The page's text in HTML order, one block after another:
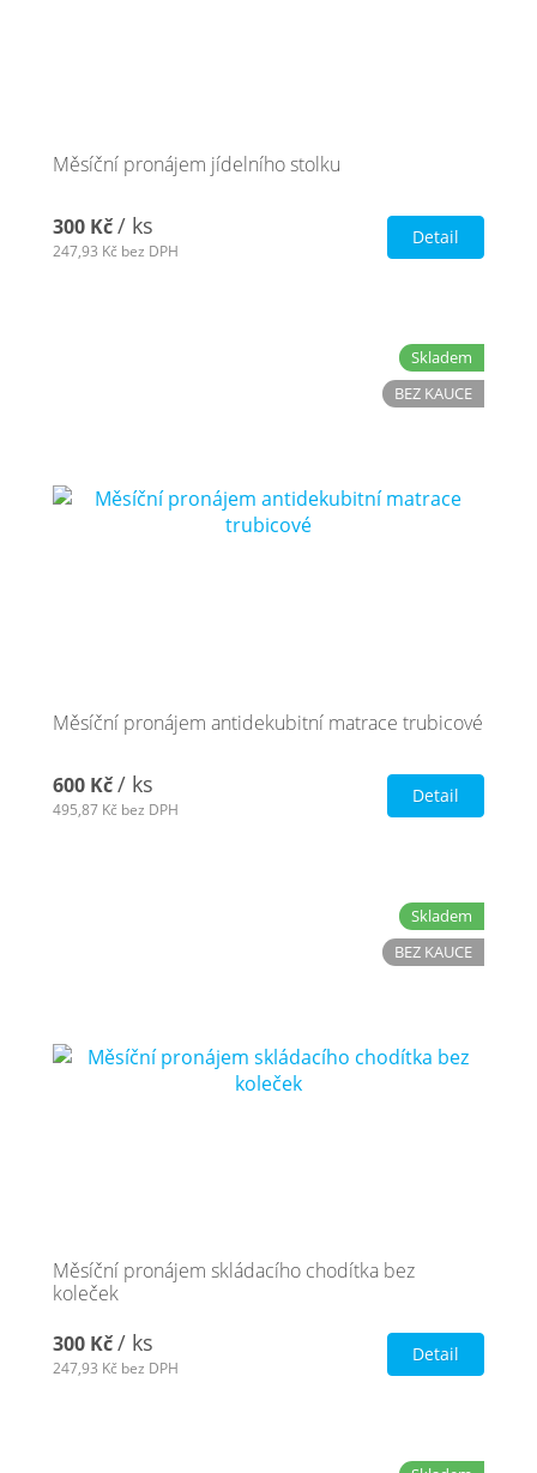
Měsíční pronájem jídelního stolku
300 Kč/ ks
247,93 Kč bez DPH
Detail
Skladem
BEZ KAUCE
Měsíční pronájem antidekubitní matrace trubicové
600 Kč/ ks
495,87 Kč bez DPH
Detail
Skladem
BEZ KAUCE
Měsíční pronájem skládacího chodítka bez
koleček
300 Kč/ ks
247,93 Kč bez DPH
Detail